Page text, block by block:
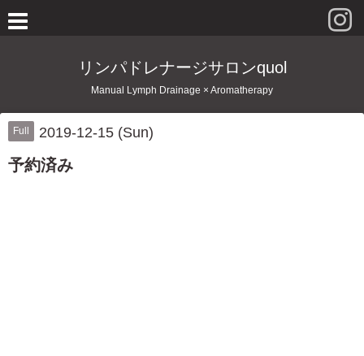
リンパドレナージサロンquol
Manual Lymph Drainage × Aromatherapy
Full 2019-12-15 (Sun)
予約済み